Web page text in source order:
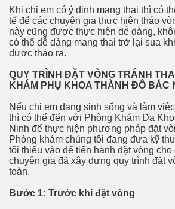
Khi chị em có ý định mang thai thì có
tế để các chuyên gia thực hiện tháo
này cũng được thực hiện dễ dàng,
có thể dễ dàng mang thai trở lại sua
được tháo ra.
QUY TRÌNH ĐẶT VÒNG TRÁNH
KHÁM PHỤ KHOA THÀNH ĐÔ BẮC
Nếu chị em đang sinh sống và làm
thì có thể đến với Phòng Khám Đa
Ninh để thực hiện phương pháp đặt
Phòng khám chúng tôi đang đưa kỹ
tối thiểu vào để tiến hành đặt vòng
chuyên gia đã xây dựng quy trình đặt
toàn.
Bước 1: Trước khi đặt vòng